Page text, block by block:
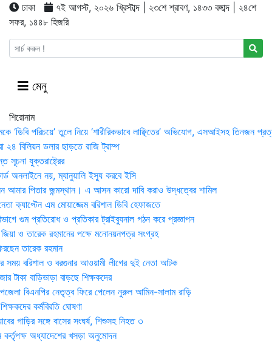
ঢাকা
৭ই আগস্ট, ২০২৬ খ্রিস্টাব্দ | ২৩শে শ্রাবণ, ১৪৩৩ বঙ্গাব্দ | ২৪শে
সফর, ১৪৪৮ হিজরি
মেনু
শিরোনাম
‘ডিবি পরিচয়ে’ তুলে নিয়ে ‘শারীরিকভাবে লাঞ্ছিতের’ অভিযোগ, এসআইসহ তিনজন
২৪ বিলিয়ন ডলার ছাড়তে রাজি ট্রাম্প
সূচনা যুক্তরাষ্ট্রের
অনলাইনে নয়, ম্যানুয়ালি ইস্যু করবে ইসি
পিতার জন্মস্থান। এ আসন কারো দাবি করাও উদ্ধত্বের শামিল
ক্যাপ্টেন এম মোয়াজ্জেম বরিশাল ডিবি হেফাজতে
গুম প্রতিরোধ ও প্রতিকার ট্রাইব্যুনাল গঠন করে প্রজ্ঞাপন
ও তারেক রহমানের পক্ষে মনোনয়নপত্র সংগ্রহ
তারেক রহমান
সময় ব‌রিশাল ও বরগুনার আওয়ামী লীগের দুই নেতা আটক
টাকা বাড়িভাড়া বাড়ছে শিক্ষকদের
বিএনপির নেতৃত্ব ফিরে পেলেন নুরুল আমিন-সালাম রাড়ি
কর্মবিরতি ঘোষণা
গাড়ির সঙ্গে বাসের সংঘর্ষ, শিশুসহ নিহত ৩
কর্তৃপক্ষ অধ্যাদেশের খসড়া অনুমোদন